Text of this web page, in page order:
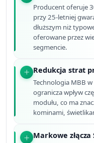
Producent oferuje
przy 25-letniej
dłuższym niż
oferowane przez
segmencie.
Redukcja strat
Technologia MBB
ogranicza wpływ
modułu, co ma
kominami,
Markowe złącza